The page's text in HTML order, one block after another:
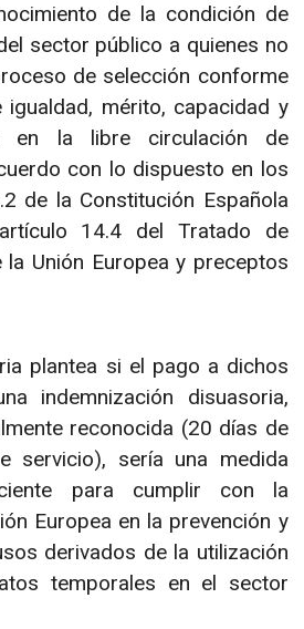
de la condición de
sector público a quienes no
de selección conforme
mérito, capacidad y
en la libre circulación de
con lo dispuesto en los
de la Constitución Española
14.4 del Tratado de
la Unión Europea y preceptos
plantea si el pago a dichos
indemnización disuasoria,
reconocida (20 días de
servicio), sería una medida
para cumplir con la
Europea en la prevención y
derivados de la utilización
temporales en el sector